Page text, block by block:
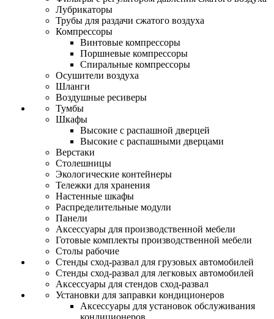
Лубрикаторы
Трубы для раздачи сжатого воздуха
Компрессоры
Винтовые компрессоры
Поршневые компрессоры
Спиральные компрессоры
Осушители воздуха
Шланги
Воздушные ресиверы
Тумбы
Шкафы
Высокие с распашной дверцей
Высокие с распашными дверцами
Верстаки
Столешницы
Экологические контейнеры
Тележки для хранения
Настенные шкафы
Распределительные модули
Панели
Аксессуары для производственной мебели
Готовые комплекты производственной мебели
Столы рабочие
Стенды сход-развал для грузовых автомобилей
Стенды сход-развал для легковых автомобилей
Аксессуары для стендов сход-развал
Установки для заправки кондиционеров
Аксессуары для установок обслуживания